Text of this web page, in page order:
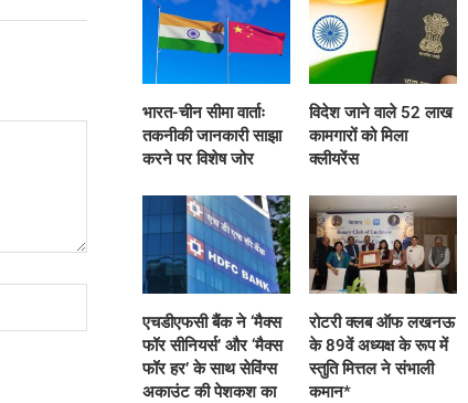
भारत-चीन सीमा वार्ताः
तकनीकी जानकारी साझा
करने पर विशेष जोर
विदेश जाने वाले 52 लाख
कामगारों को मिला
क्लीयरेंस
एचडीएफसी बैंक ने ‘मैक्स
फॉर सीनियर्स’ और ‘मैक्स
फॉर हर’ के साथ सेविंग्स
अकाउंट की पेशकश का
रोटरी क्लब ऑफ लखनऊ
के 89वें अध्यक्ष के रूप में
स्तुति मित्तल ने संभाली
कमान*